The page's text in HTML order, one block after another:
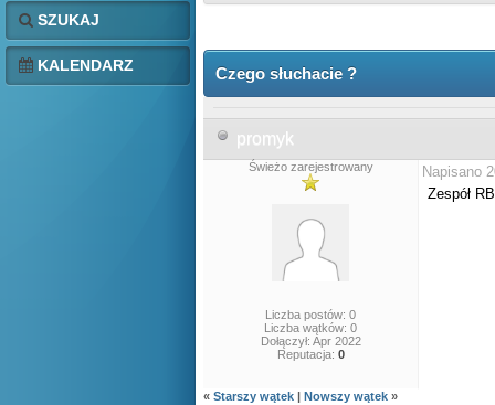
SZUKAJ
KALENDARZ Czego słuchacie ?
promyk
Świeżo zarejestrowany
Liczba postów: 0
Liczba wątków: 0
Dołączył: Apr 2022
Reputacja: 0
Napisano
Zespół
« Starszy wątek | Nowszy wątek »